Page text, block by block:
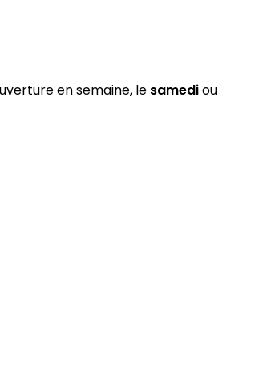
en semaine, le samediou